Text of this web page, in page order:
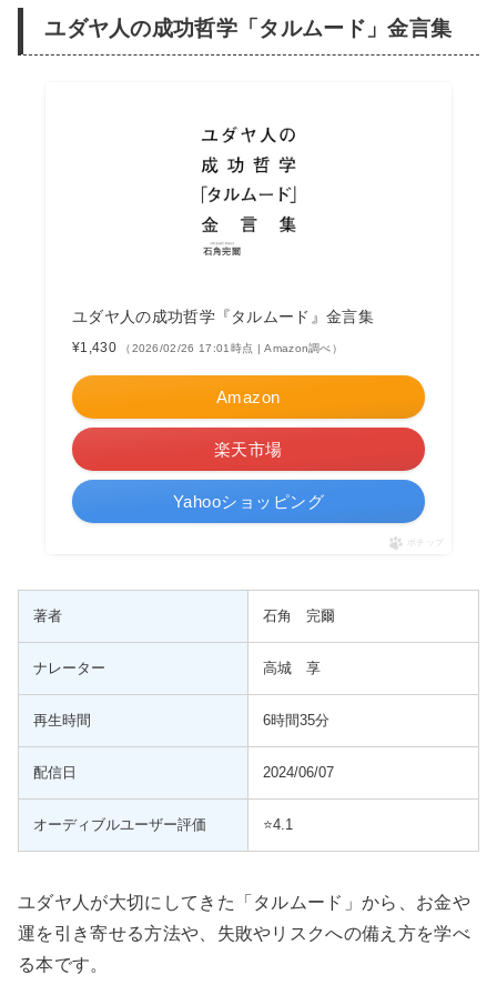
ユダヤ人の成功哲学「タルムード」金言集
ユダヤ人の成功哲学『タルムード』金言集
¥1,430 （2026/02/26 17:01時点 | Amazon調べ）
Amazon
楽天市場
Yahooショッピング
ポチップ
著者 石角 完爾
ナレーター 高城 享
再生時間 6時間35分
配信日 2024/06/07
オーディブルユーザー評価 ⭐️4.1
ユダヤ人が大切にしてきた「タルムード」から、お金や
運を引き寄せる方法や、失敗やリスクへの備え方を学べ
る本です。